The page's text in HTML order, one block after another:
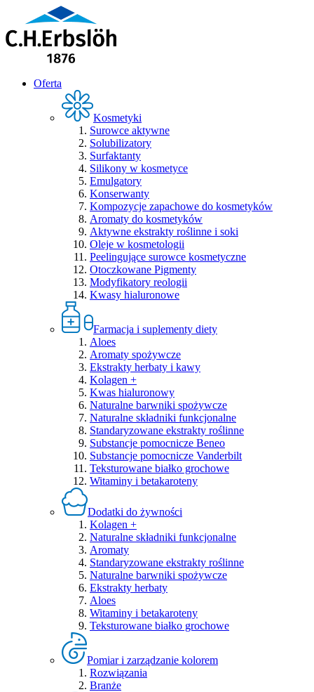
Oferta
Kosmetyki
Surowce aktywne
Solubilizatory
Surfaktanty
Silikony w kosmetyce
Emulgatory
Konserwanty
Kompozycje zapachowe do kosmetyków
Aromaty do kosmetyków
Aktywne ekstrakty roślinne i soki
Oleje w kosmetologii
Peelingujące surowce kosmetyczne
Otoczkowane Pigmenty
Modyfikatory reologii
Kwasy hialuronowe
Farmacja i suplementy diety
Aloes
Aromaty spożywcze
Ekstrakty herbaty i kawy
Kolagen +
Kwas hialuronowy
Naturalne barwniki spożywcze
Naturalne składniki funkcjonalne
Standaryzowane ekstrakty roślinne
Substancje pomocnicze Beneo
Substancje pomocnicze Vanderbilt
Teksturowane białko grochowe
Witaminy i betakaroteny
Dodatki do żywności
Kolagen +
Naturalne składniki funkcjonalne
Aromaty
Standaryzowane ekstrakty roślinne
Naturalne barwniki spożywcze
Ekstrakty herbaty
Aloes
Witaminy i betakaroteny
Teksturowane białko grochowe
Pomiar i zarządzanie kolorem
Rozwiązania
Branże